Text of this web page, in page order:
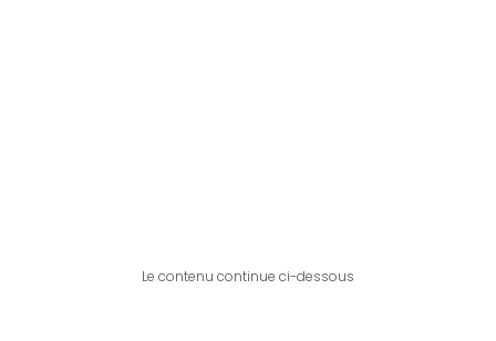
Le contenu continue ci-dessous